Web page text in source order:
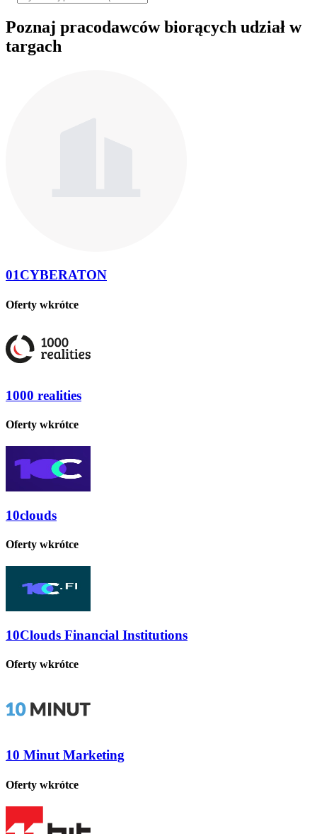
Poznaj pracodawców biorących udział w
targach
01CYBERATON
Oferty wkrótce
1000 realities
Oferty wkrótce
10clouds
Oferty wkrótce
10Clouds Financial Institutions
Oferty wkrótce
10 Minut Marketing
Oferty wkrótce